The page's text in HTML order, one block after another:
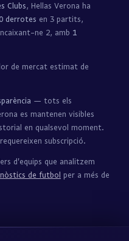
Clubs, Hellas Verona ha
derrotes en 3 partits,
ne 2, amb 1
de mercat estimat de
— tots els
es mantenen visibles
en qualsevol moment.
subscripció.
d'equips que analitzem
de futbol per a més de